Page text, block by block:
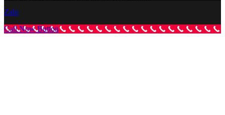
Zalo
Call Now Button